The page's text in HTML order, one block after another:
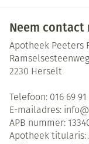
Neem contact
Apotheek Peeters
2230 Herselt
Telefoon: 016 69 91
E-mailadres: info@
APB nummer:
Apotheek titularis: